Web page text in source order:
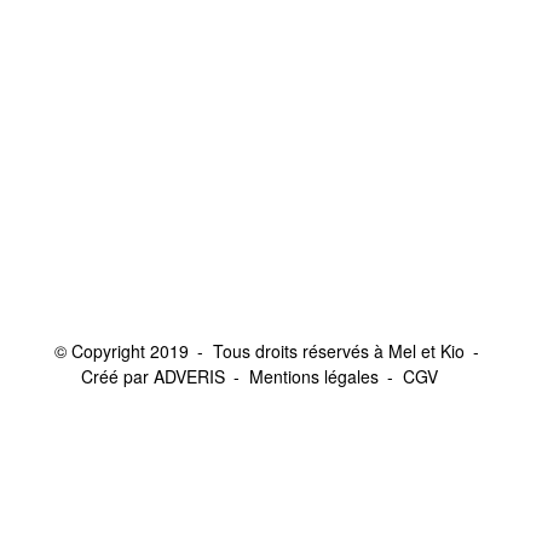
© Copyright 2019
Tous droits réservés à Mel et Kio
Créé par ADVERIS
Mentions légales CGV